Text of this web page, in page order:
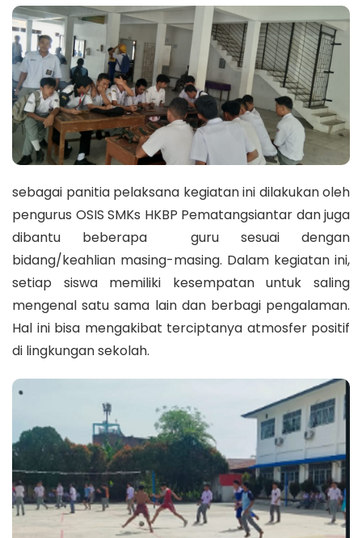
sebagai panitia pelaksana kegiatan ini dilakukan oleh
pengurus OSIS SMKs HKBP Pematangsiantar dan juga
dibantu beberapa guru sesuai dengan
bidang/keahlian masing-masing. Dalam kegiatan ini,
setiap siswa memiliki kesempatan untuk saling
mengenal satu sama lain dan berbagi pengalaman.
Hal ini bisa mengakibat terciptanya atmosfer positif
di lingkungan sekolah.